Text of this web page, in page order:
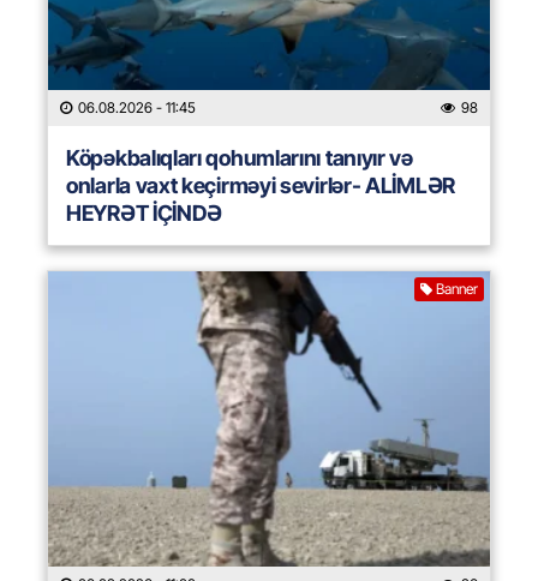
06.08.2026 - 11:45 98
Köpəkbalıqları qohumlarını tanıyır və
onlarla vaxt keçirməyi sevirlər- ALİMLƏR
HEYRƏT İÇİNDƏ
Banner